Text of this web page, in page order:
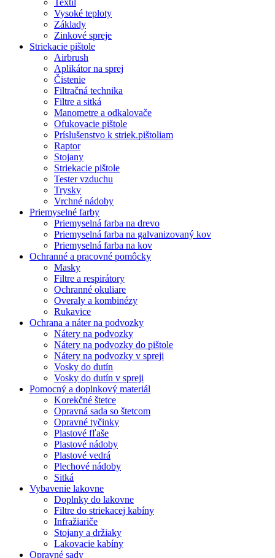
Textil
Vysoké teploty
Základy
Zinkové spreje
Striekacie pištole
Airbrush
Aplikátor na sprej
Čistenie
Filtračná technika
Filtre a sitká
Manometre a odkalovače
Ofukovacie pištole
Príslušenstvo k striek.pištoliam
Raptor
Stojany
Striekacie pištole
Tester vzduchu
Trysky
Vrchné nádoby
Priemyselné farby
Priemyselná farba na drevo
Priemyselná farba na galvanizovaný kov
Priemyselná farba na kov
Ochranné a pracovné pomôcky
Masky
Filtre a respirátory
Ochranné okuliare
Overaly a kombinézy
Rukavice
Ochrana a náter na podvozky
Nátery na podvozky
Nátery na podvozky do pištole
Nátery na podvozky v spreji
Vosky do dutín
Vosky do dutín v spreji
Pomocný a doplnkový materiál
Korekčné štetce
Opravná sada so štetcom
Opravné tyčinky
Plastové fľaše
Plastové nádoby
Plastové vedrá
Plechové nádoby
Sitká
Vybavenie lakovne
Doplnky do lakovne
Filtre do striekacej kabíny
Infražiariče
Stojany a držiaky
Lakovacie kabíny
Opravné sady